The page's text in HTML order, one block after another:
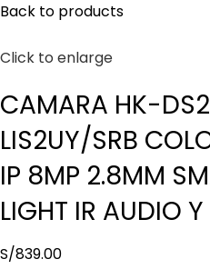
Back to products
Click to enlarge
CAMARA HK-
LIS2UY/SRB
IP 8MP 2.8MM
LIGHT IR AUDIO
S/839.00